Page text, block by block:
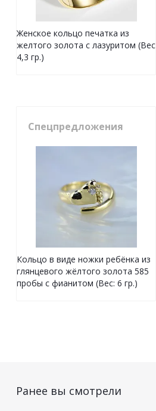
Женское кольцо печатка из
желтого золота с лазуритом (Вес
4,3 гр.)
Спецпредложения
Кольцо в виде ножки ребёнка из
глянцевого жёлтого золота 585
пробы с фианитом (Вес: 6 гр.)
Ранее вы смотрели